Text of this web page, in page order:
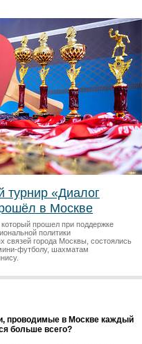
«Диалог
в Москве
прошел при поддержке
политики
связей города Москвы, состоялись
футболу, шахматам
проводимые в Москве каждый
больше всего?